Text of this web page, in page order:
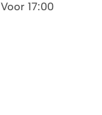
Voor 17:00